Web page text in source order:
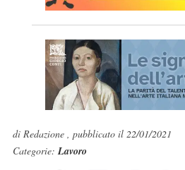
di Redazione , pubblicato il 22/01/2021
Categorie:Lavoro